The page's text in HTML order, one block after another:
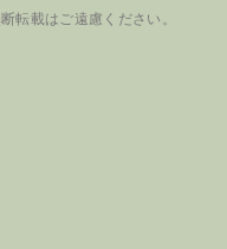
転載はご遠慮ください。